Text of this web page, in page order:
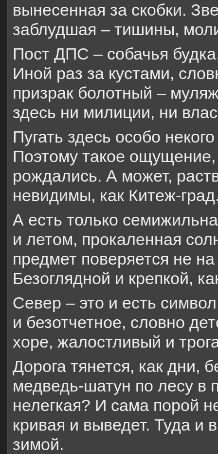
вынесенная за скобки.
заблудшая – тишины,
Пост ДПС – собачья
Иной раз за кустами,
призрак болотный –
здесь ни милиции, ни
Пугать здесь особо
Поэтому такое
рождались. А может,
невидимы, как Китеж-
А есть только
и летом, прокаленная
предмет поверяется не
Безоглядной и крепкой,
Север – это и есть
и безотчетное, словно
хоре, жалостливый и
Дорога тянется, как дни,
медведь-шатун по лесу в
нелегкая? И сама порой
кривая и выведет. Туда и
зимой.